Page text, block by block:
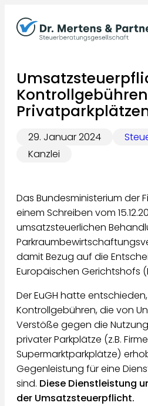
Inhalt
springen
29. Januar 2024
Kanzlei
Das Bundesministerium der
einem Schreiben vom
umsatzsteuerlichen
damit Bezug auf die
Europäischen Gerichtshofs
Der EuGH hatte
Kontrollgebühren, die von
Verstöße gegen die
privater Parkplätze (z.B.
Supermarktparkplätze)
Gegenleistung für eine
sind. Diese Dienstleistung
der Umsatzsteuerpflicht.